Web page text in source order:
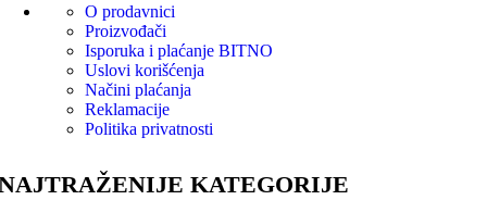
O prodavnici
Proizvođači
Isporuka i plaćanje BITNO
Uslovi korišćenja
Načini plaćanja
Reklamacije
Politika privatnosti
KATEGORIJE